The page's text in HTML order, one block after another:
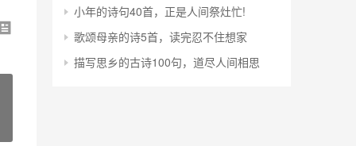
小年的诗句40首，正是人间祭灶忙!
歌颂母亲的诗5首，读完忍不住想家
描写思乡的古诗100句，道尽人间相思